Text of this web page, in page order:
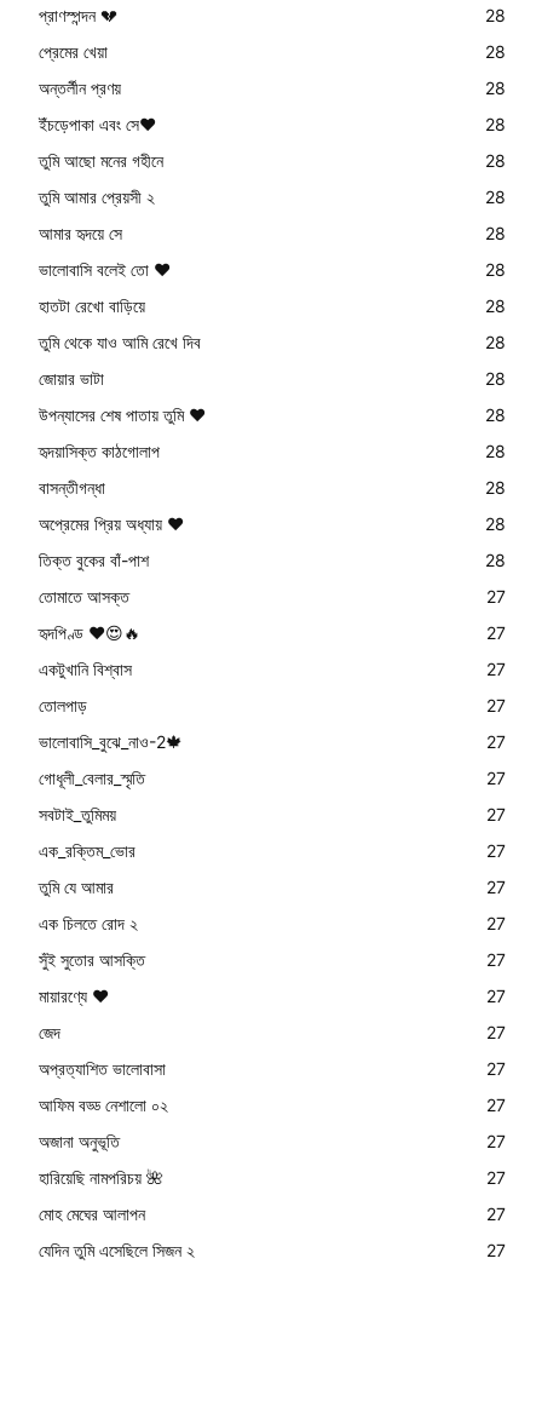
প্রাণস্পন্দন 💔
28
প্রেমের খেয়া
28
অন্তর্লীন প্রণয়
28
ইঁচড়েপাকা এবং সে❤️
28
তুমি আছো মনের গহীনে
28
তুমি আমার প্রেয়সী ২
28
আমার হৃদয়ে সে
28
ভালোবাসি বলেই তো ❤️
28
হাতটা রেখো বাড়িয়ে
28
তুমি থেকে যাও আমি রেখে দিব
28
জোয়ার ভাটা
28
উপন্যাসের শেষ পাতায় তুমি ❤️
28
হৃদয়াসিক্ত কাঠগোলাপ
28
বাসন্তীগন্ধা
28
অপ্রেমের প্রিয় অধ্যায় ❤️
28
তিক্ত বুকের বাঁ-পাশ
28
তোমাতে আসক্ত
27
হৃদপিণ্ড ❤😍🔥
27
একটুখানি বিশ্বাস
27
তোলপাড়
27
ভালোবাসি_বুঝে_নাও-2🍁
27
গোধূলী_বেলার_স্মৃতি
27
সবটাই_তুমিময়
27
এক_রক্তিম_ভোর
27
তুমি যে আমার
27
এক চিলতে রোদ ২
27
সুঁই সুতোর আসক্তি
27
মায়ারণ্যে ❤️
27
জেদ
27
অপ্রত্যাশিত ভালোবাসা
27
আফিম বড্ড নেশালো ০২
27
অজানা অনুভূতি
27
হারিয়েছি নামপরিচয় 🌺
27
মোহ মেঘের আলাপন
27
যেদিন তুমি এসেছিলে সিজন ২
27